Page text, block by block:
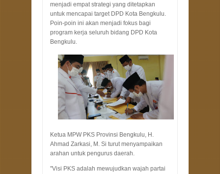
menjadi empat strategi yang ditetapkan
untuk mencapai target DPD Kota Bengkulu.
Poin-poin ini akan menjadi fokus bagi
program kerja seluruh bidang DPD Kota
Bengkulu.
Ketua MPW PKS Provinsi Bengkulu, H.
Ahmad Zarkasi, M. Si turut menyampaikan
arahan untuk pengurus daerah.
"Visi PKS adalah mewujudkan wajah partai